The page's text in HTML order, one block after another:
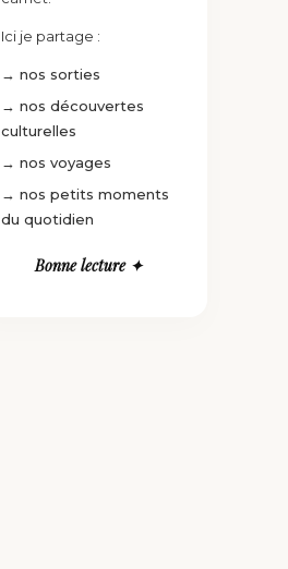
Ici je partage :
→ nos sorties
→ nos découvertes
culturelles
→ nos voyages
→ nos petits moments
du quotidien
Bonne lecture ✦